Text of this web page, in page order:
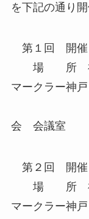
を下記の通り開
第１回 開
場 所 神戸
マークラー神
12階 (一
会 会議室
第２回 開催
場 所 神戸
マークラー神